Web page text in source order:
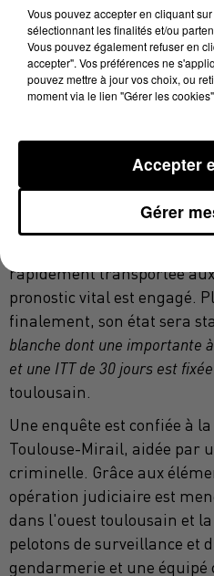
prend la fuite.
TOULOUSAIN ET
Heureusement pour lui, l'
rapidement transportée
pronostic vital est engagé.
finalement, son état sera
blanche dont une importante
et une ITT de 30 jours est
toulousain.
Une enquête est confiée à
Toulouse-Mirail, aidée par
criminelle. Grâce aux
opération judiciaire est
dans l'ouest toulousain et
pelotons de surveillance et
gendarmerie et une équipé
Vous pouvez accepter en cliquant
sélectionnant les finalités et/ou
Vous pouvez également refuser en
accepter". Vos préférences ne
pouvez mettre à jour vos choix, ou
moment via le lien "Gérer les
Gérer
Accepter